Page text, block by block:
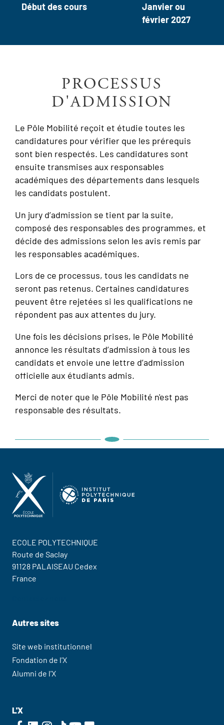
Début des cours
Janvier ou
février 2027
PROCESSUS
D'ADMISSION
Le Pôle Mobilité reçoit et étudie toutes les
candidatures pour vérifier que les prérequis
sont bien respectés. Les candidatures sont
ensuite transmises aux responsables
académiques des départements dans lesquels
les candidats postulent.
Un jury d’admission se tient par la suite,
composé des responsables des programmes, et
décide des admissions selon les avis remis par
les responsables académiques.
Lors de ce processus, tous les candidats ne
seront pas retenus. Certaines candidatures
peuvent être rejetées si les qualifications ne
répondent pas aux attentes du jury.
Une fois les décisions prises, le Pôle Mobilité
annonce les résultats d’admission à tous les
candidats et envoie une lettre d’admission
officielle aux étudiants admis.
Merci de noter que le Pôle Mobilité n'est pas
responsable des résultats.
ECOLE POLYTECHNIQUE
Route de Saclay
91128 PALAISEAU Cedex
France
Autres sites
Site web institutionnel
Fondation de l'X
Alumni de l'X
L'X